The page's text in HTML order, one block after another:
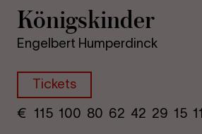
Königskinder
Engelbert Humperdinck
Tickets
€ ​ 115 100 80​ 62 42 29​ 15 11